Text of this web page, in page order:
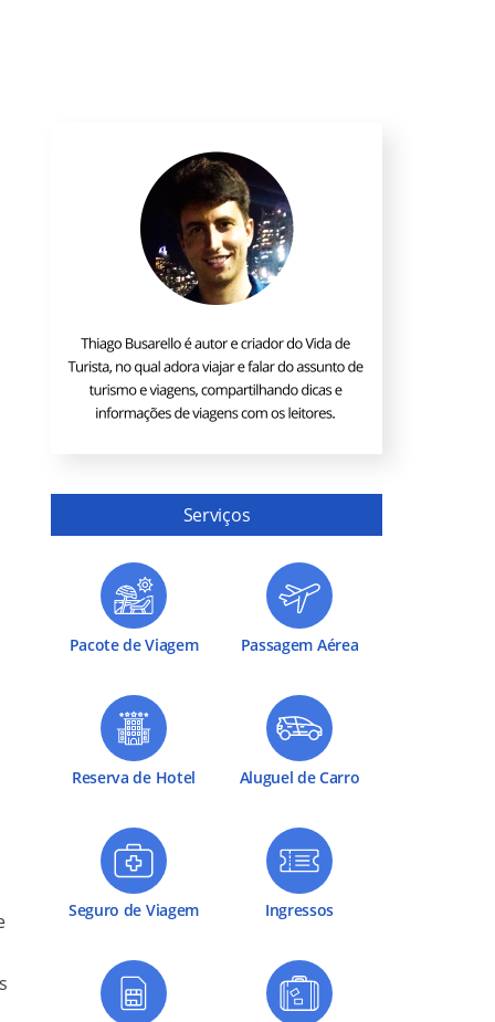
Serviços
Pacote de Viagem Passagem Aérea
Reserva de Hotel Aluguel de Carro
Seguro de Viagem Ingressos